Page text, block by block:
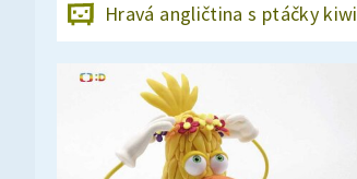
Hravá angličtina s ptáčky kiwi